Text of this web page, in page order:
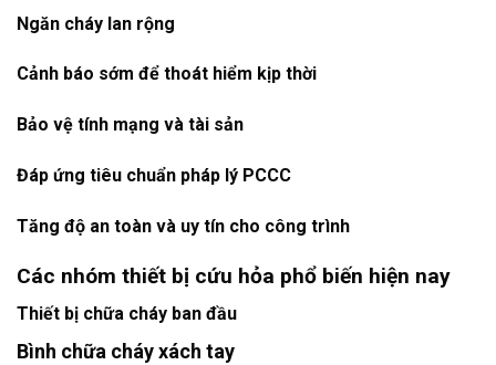
Ngăn cháy lan rộng
Cảnh báo sớm để thoát hiểm kịp thời
Bảo vệ tính mạng và tài sản
Đáp ứng tiêu chuẩn pháp lý PCCC
Tăng độ an toàn và uy tín cho công trình
Các nhóm thiết bị cứu hỏa phổ biến hiện nay
Thiết bị chữa cháy ban đầu
Bình chữa cháy xách tay